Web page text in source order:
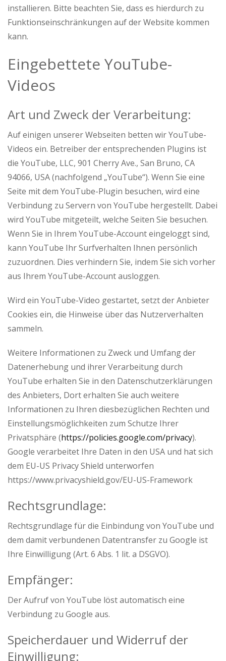
installieren. Bitte beachten Sie, dass es hierdurch zu
Funktionseinschränkungen auf der Website kommen
kann.
Eingebettete YouTube-
Videos
Art und Zweck der Verarbeitung:
Auf einigen unserer Webseiten betten wir YouTube-
Videos ein. Betreiber der entsprechenden Plugins ist
die YouTube, LLC, 901 Cherry Ave., San Bruno, CA
94066, USA (nachfolgend „YouTube“). Wenn Sie eine
Seite mit dem YouTube-Plugin besuchen, wird eine
Verbindung zu Servern von YouTube hergestellt. Dabei
wird YouTube mitgeteilt, welche Seiten Sie besuchen.
Wenn Sie in Ihrem YouTube-Account eingeloggt sind,
kann YouTube Ihr Surfverhalten Ihnen persönlich
zuzuordnen. Dies verhindern Sie, indem Sie sich vorher
aus Ihrem YouTube-Account ausloggen.
Wird ein YouTube-Video gestartet, setzt der Anbieter
Cookies ein, die Hinweise über das Nutzerverhalten
sammeln.
Weitere Informationen zu Zweck und Umfang der
Datenerhebung und ihrer Verarbeitung durch
YouTube erhalten Sie in den Datenschutzerklärungen
des Anbieters, Dort erhalten Sie auch weitere
Informationen zu Ihren diesbezüglichen Rechten und
Einstellungsmöglichkeiten zum Schutze Ihrer
Privatsphäre (https://policies.google.com/privacy).
Google verarbeitet Ihre Daten in den USA und hat sich
dem EU-US Privacy Shield unterworfen
https://www.privacyshield.gov/EU-US-Framework
Rechtsgrundlage:
Rechtsgrundlage für die Einbindung von YouTube und
dem damit verbundenen Datentransfer zu Google ist
Ihre Einwilligung (Art. 6 Abs. 1 lit. a DSGVO).
Empfänger:
Der Aufruf von YouTube löst automatisch eine
Verbindung zu Google aus.
Speicherdauer und Widerruf der
Einwilligung: